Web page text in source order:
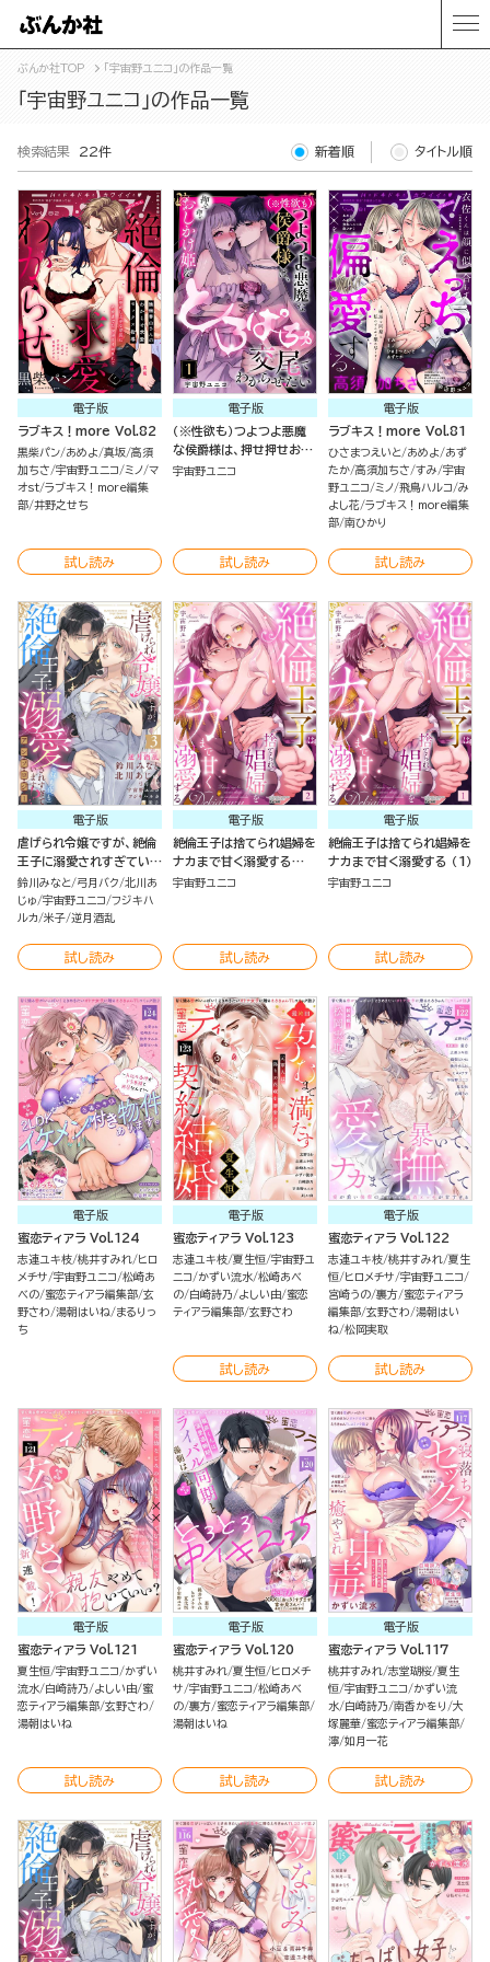
ぶんか社TOP 「宇宙野ユニコ」の作品一覧
「宇宙野ユニコ」の作品一覧
検索結果 22件 新着順 タイトル順
電子版
ラブキス！more Vol.82
黒柴パン あめよ 真坂 高須
加ちさ 宇宙野ユニコ ミノ マ
オst ラブキス！more編集
部 井野之せち
試し読み
電子版
（※性欲も）つよつよ悪魔
な侯爵様は、押せ押せおし
かけ姫をとろぱちゅ交尾で
宇宙野ユニコ
試し読み
電子版
ラブキス！more Vol.81
ひさまつえいと あめよ
あず
たか 高須加ちさ すみ 宇宙
野ユニコ ミノ 飛鳥ハルコ み
よし花 ラブキス！more編集
部 南ひかり
試し読み
電子版
虐げられ令嬢ですが、絶倫
王子に溺愛されすぎていま
す!?（※昼も夜も）アンソ
ロジー （3）
鈴川みなと 弓月バク 北川あ
じゅ 宇宙野ユニコ フジキハ
ルカ 米子 逆月酒乱
試し読み
電子版
絶倫王子は捨てられ娼婦を
ナカまで甘く溺愛する
（2）
宇宙野ユニコ
試し読み
電子版
絶倫王子は捨てられ娼婦を
ナカまで甘く溺愛する （1）
宇宙野ユニコ
試し読み
電子版
蜜恋ティアラ Vol.124
志連ユキ枝 桃井すみれ
ヒロ
メチサ 宇宙野ユニコ 松崎あ
べの 蜜恋ティアラ編集部 玄
野さわ 湯朝はいね
まるりっ
ち
電子版
蜜恋ティアラ Vol.123
志連ユキ枝 夏生恒 宇宙野ユ
ニコ
かずい流水 松崎あべ
の 白崎詩乃 よしい由 蜜恋
ティアラ編集部 玄野さわ
試し読み
電子版
蜜恋ティアラ Vol.122
志連ユキ枝 桃井すみれ 夏生
恒
ヒロメチサ 宇宙野ユニコ
宮崎うの 裏方 蜜恋ティアラ
編集部 玄野さわ 湯朝はい
ね 松岡実取
試し読み
電子版
蜜恋ティアラ Vol.121
夏生恒 宇宙野ユニコ
かずい
流水 白崎詩乃 よしい由 蜜
恋ティアラ編集部 玄野さわ
湯朝はいね
試し読み
電子版
蜜恋ティアラ Vol.120
桃井すみれ 夏生恒
ヒロメチ
サ 宇宙野ユニコ 松崎あべ
の 裏方 蜜恋ティアラ編集部
湯朝はいね
試し読み
電子版
蜜恋ティアラ Vol.117
桃井すみれ 志堂瑚桜 夏生
恒 宇宙野ユニコ
かずい流
水 白崎詩乃 南香かをり
大
塚麗華 蜜恋ティアラ編集部
濘 如月一花
試し読み